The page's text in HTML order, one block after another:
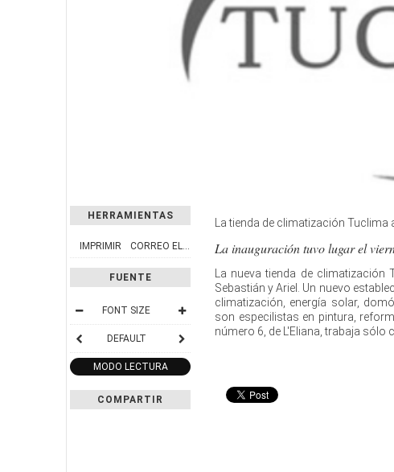
HERRAMIENTAS
IMPRIMIR CORREO ELECTRÓNICO
FUENTE
FONT SIZE
DEFAULT
MODO LECTURA
COMPARTIR
La tienda de climatización Tuclima
La inauguración tuvo lugar el
La nueva tienda de
Sebastián y Ariel. Un nuevo
climatización, energía solar,
son especilistas en pintura,
número 6, de L'Eliana, trabaja sólo